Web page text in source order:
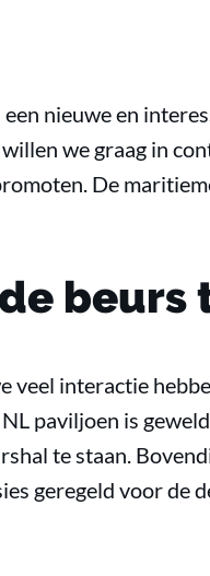
nieuwe en
we graag in
De
beurs
veel interactie
paviljoen is
te staan.
geregeld voor de